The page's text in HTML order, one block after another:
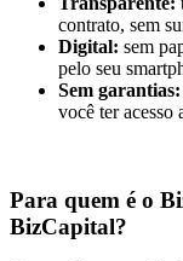
contrato, sem
Digital: sem
pelo seu
Sem garantias:
você ter acesso
Para quem é o
BizCapital?